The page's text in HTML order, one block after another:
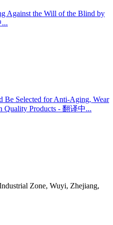
Against the Will of the Blind by
Be Selected for Anti-Aging, Wear
Quality Products - 翻译中...
Zone, Wuyi, Zhejiang,